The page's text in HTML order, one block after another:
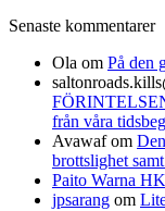
Senaste kommentarer
Ola om På den
från våra
Avawafom
brottslighet
Paito Warna
jpsarang om